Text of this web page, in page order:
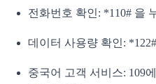
전화번호 확인: *110# 을
데이터 사용량 확인:
중국어 고객 서비스: 109